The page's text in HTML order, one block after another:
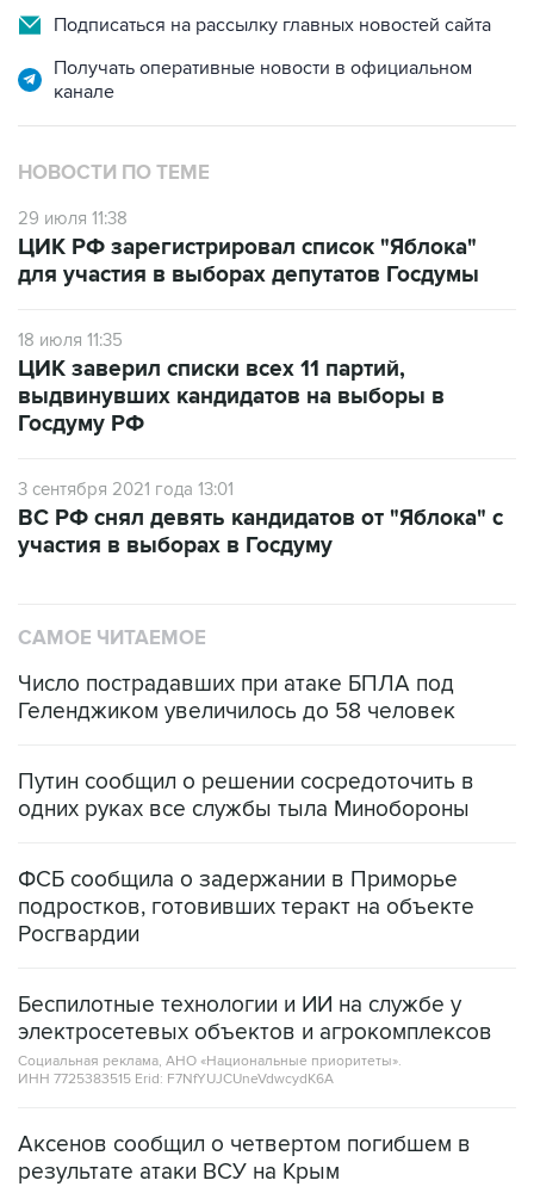
Получать оперативные новости в официальном
НОВОСТИ ПО ТЕМЕ
29 июля 11:38
для участия в выборах депутатов Госдумы
18 июля 11:35
выдвинувших кандидатов на выборы в
Госдуму РФ
3 сентября 2021 года 13:01
участия в выборах в Госдуму
Число пострадавших при атаке БПЛА под
Путин сообщил о решении сосредоточить в
ФСБ сообщила о задержании в Приморье
Росгвардии
Беспилотные технологии и ИИ на службе у
Социальная реклама, АНО «Национальные приоритеты».
ИНН 7725383515 Erid: F7NfYUJCUneVdwcydK6A
Аксенов сообщил о четвертом погибшем в